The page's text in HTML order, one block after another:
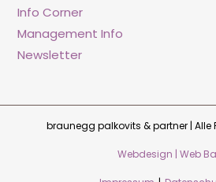
Info Corner
Management Info
Newsletter
braunegg palkovits & partner | Alle
Webdesign | Web